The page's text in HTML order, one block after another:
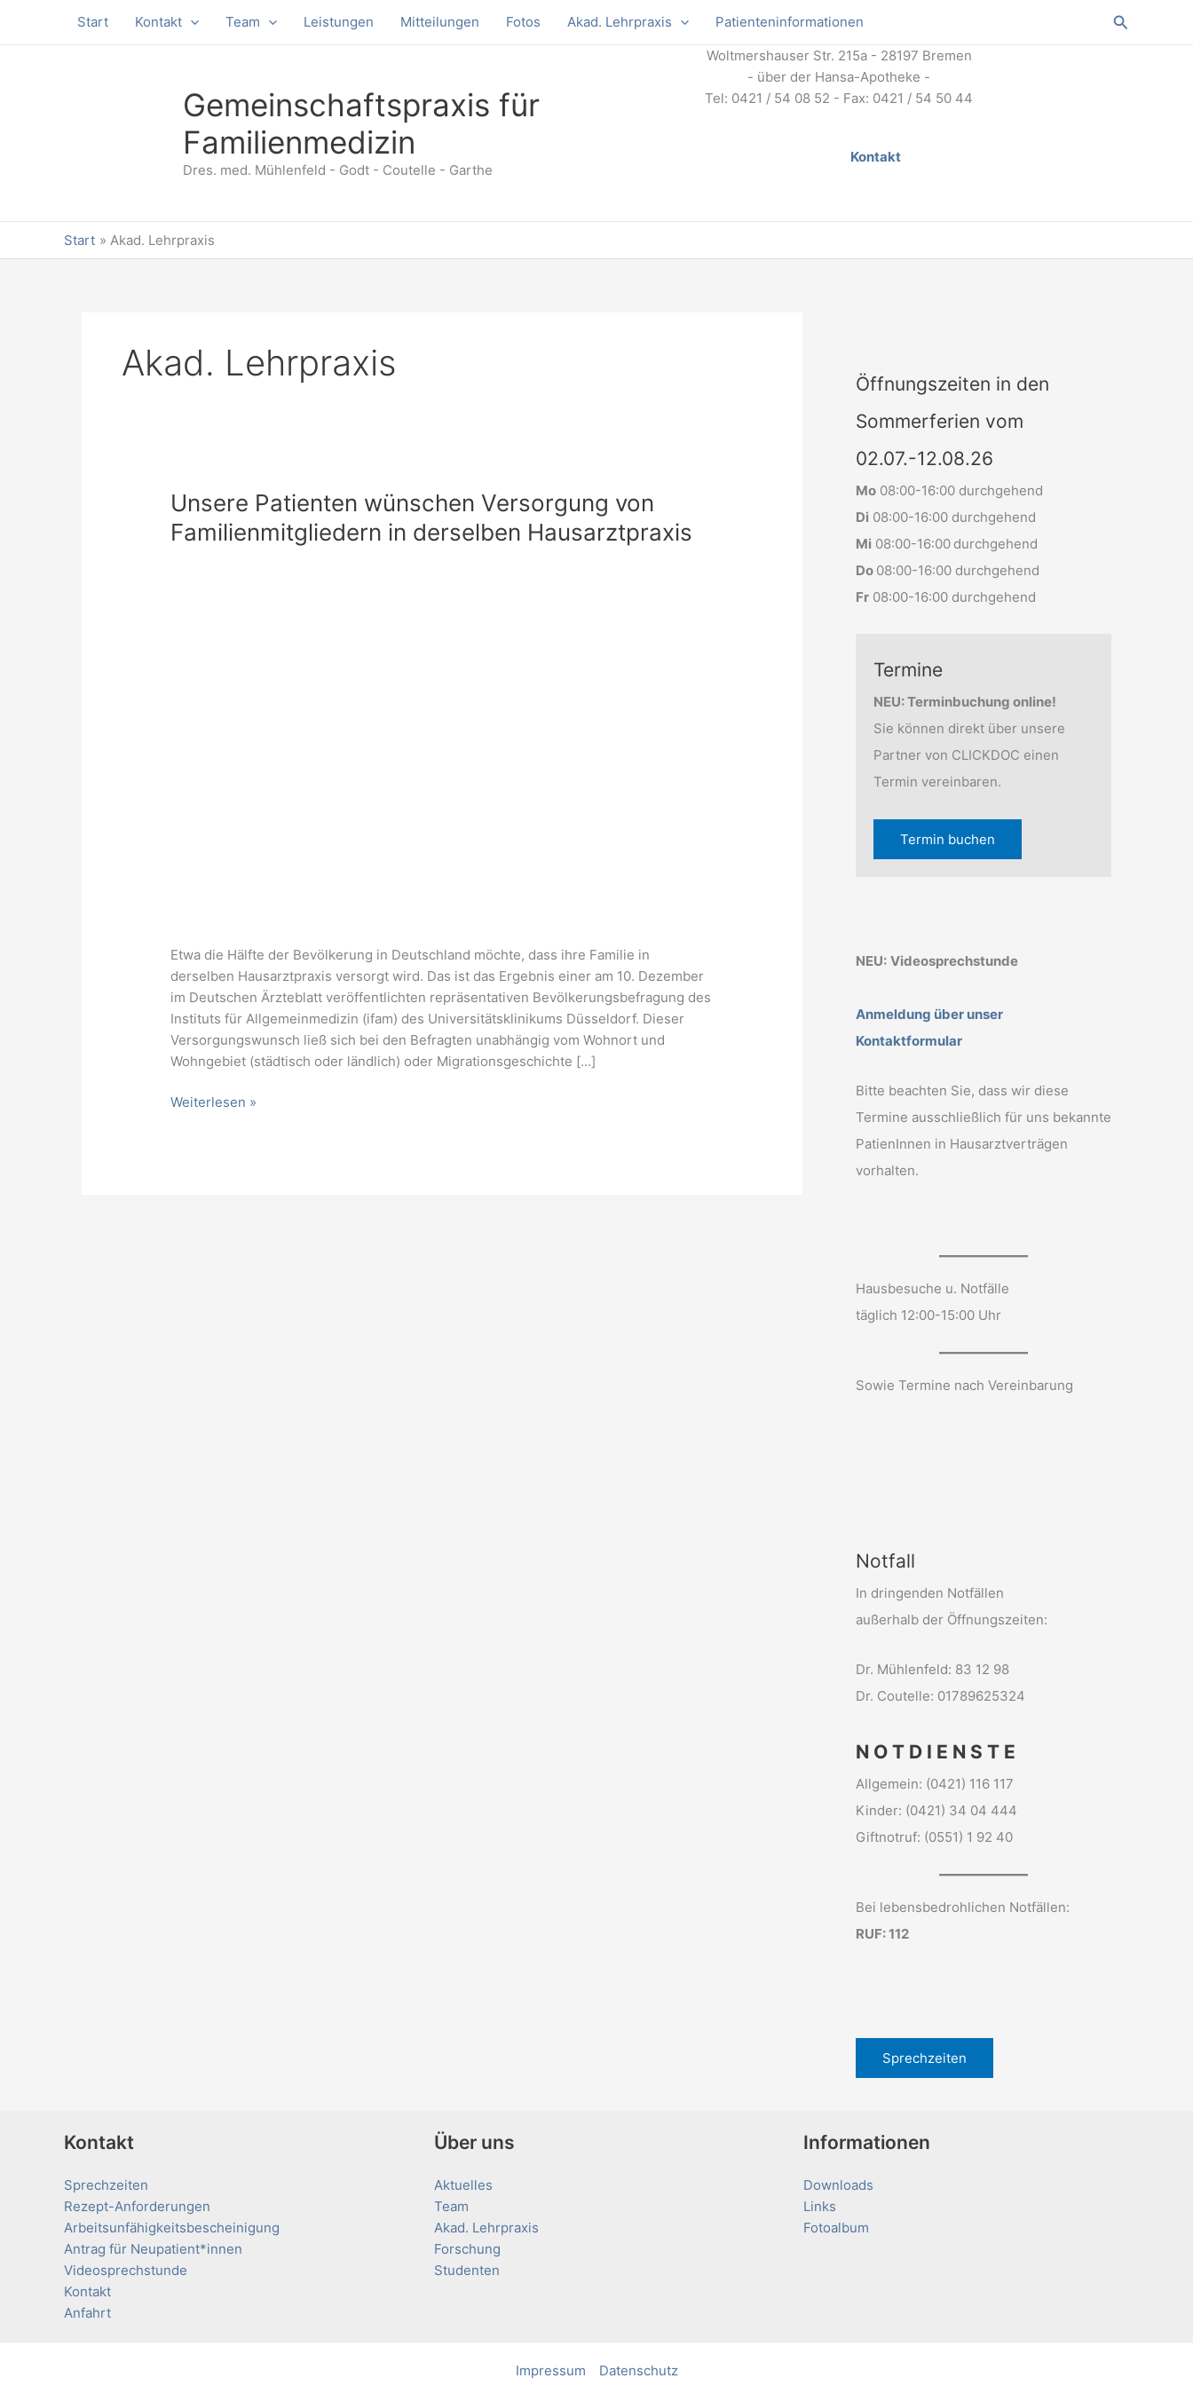
Start Kontakt Team Leistungen Mitteilungen Fotos Akad. Lehrpraxis Patienteninformationen Suchen
Gemeinschaftspraxis für
Familienmedizin
Dres. med. Mühlenfeld - Godt - Coutelle - Garthe
Woltmershauser Str. 215a - 28197 Bremen
- über der Hansa-Apotheke -
Tel: 0421 / 54 08 52 - Fax: 0421 / 54 50 44
Kontakt
Start Akad. Lehrpraxis
Akad. Lehrpraxis
Unsere Patienten wünschen Versorgung von
Familienmitgliedern in derselben Hausarztpraxis
Etwa die Hälfte der Bevölkerung in Deutschland möchte, dass ihre Familie in
derselben Hausarztpraxis versorgt wird. Das ist das Ergebnis einer am 10. Dezember
im Deutschen Ärzteblatt veröffentlichten repräsentativen Bevölkerungsbefragung des
Instituts für Allgemeinmedizin (ifam) des Universitätsklinikums Düsseldorf. Dieser
Versorgungswunsch ließ sich bei den Befragten unabhängig vom Wohnort und
Wohngebiet (städtisch oder ländlich) oder Migrationsgeschichte […]
Unsere
Weiterlesen »
Öffnungszeiten in den
Sommerferien vom
02.07.-12.08.26
Mo 08:00-16:00 durchgehend
Di 08:00-16:00 durchgehend
Mi 08:00-16:00 durchgehend
Do 08:00-16:00 durchgehend
Fr 08:00-16:00 durchgehend
Termine
NEU: Terminbuchung online!
Sie können direkt über unsere
Partner von CLICKDOC einen
Termin vereinbaren.
Termin buchen
NEU: Videosprechstunde
Anmeldung über unser
Kontaktformular
Bitte beachten Sie, dass wir diese
Termine ausschließlich für uns bekannte
PatienInnen in Hausarztverträgen
vorhalten.
Hausbesuche u. Notfälle
täglich 12:00-15:00 Uhr
Sowie Termine nach Vereinbarung
Notfall
In dringenden Notfällen
außerhalb der Öffnungszeiten:
Dr. Mühlenfeld: 83 12 98
Dr. Coutelle: 01789625324
N O T D I E N S T E
Allgemein: (0421) 116 117
Kinder: (0421) 34 04 444
Giftnotruf: (0551) 1 92 40
Bei lebensbedrohlichen Notfällen:
RUF: 112
Sprechzeiten
Kontakt
Sprechzeiten
Rezept-Anforderungen
Arbeitsunfähigkeitsbescheinigung
Antrag für Neupatient*innen
Videosprechstunde
Kontakt
Anfahrt
Über uns
Aktuelles
Team
Akad. Lehrpraxis
Forschung
Studenten
Informationen
Downloads
Links
Fotoalbum
Impressum Datenschutz